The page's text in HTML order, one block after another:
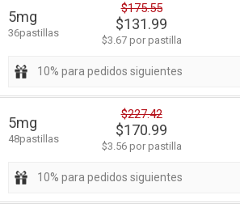
5mg
36pastillas
$175.55
$131.99
$3.67 por pastilla
10% para pedidos siguientes
5mg
48pastillas
$227.42
$170.99
$3.56 por pastilla
10% para pedidos siguientes